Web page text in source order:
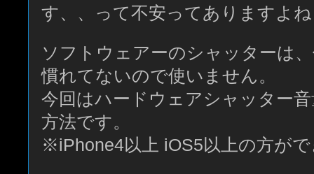
す、、って不安ってありますよ
ソフトウェアーのシャッターは
慣れてないので使いません。
今回はハードウェアシャッター
方法です。
※iPhone4以上 iOS5以上の方が